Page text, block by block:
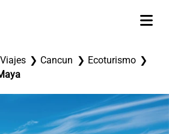
Cancun
Ecoturismo